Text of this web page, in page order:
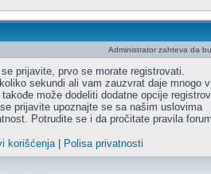
Administrator zahteva da
prijavite, prvo se morate registrovati.
sekundi ali vam zauzvrat daje mnogo
može dodeliti dodatne opcije
prijavite upoznajte se sa našim uslovima
Potrudite se i da pročitate pravila
korišćenja| Polisa privatnosti